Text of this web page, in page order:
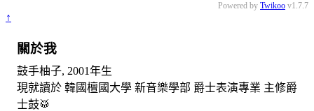
Powered by Twikoo v1.7.7
↑
關於我
鼓手柚子, 2001年生
現就讀於 韓國檀國大學 新音樂學部 爵士表演專業 主修爵
士鼓🥁